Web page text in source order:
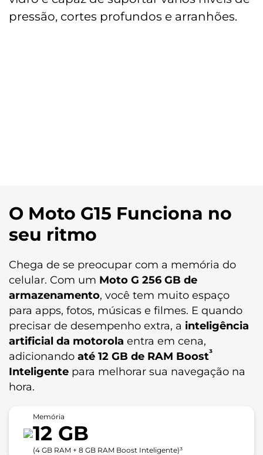
pressão, cortes profundos e arranhões.
O Moto G15 Funciona no
seu ritmo
Chega de se preocupar com a memória do
celular. Com um Moto G 256 GB de
armazenamento, você tem muito espaço
para apps, fotos, músicas e filmes. E quando
precisar de desempenho extra, a inteligência
artificial da motorola entra em cena,
adicionando até 12 GB de RAM Boost³
Inteligente para melhorar sua navegação na
hora.
Memória
12 GB
(4 GB RAM + 8 GB RAM Boost Inteligente)³